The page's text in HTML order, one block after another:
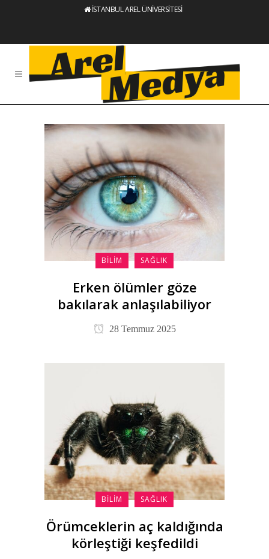
İSTANBUL AREL ÜNİVERSİTESİ
BILIM SAĞLIK
Erken ölümler göze
bakılarak anlaşılabiliyor
28 Temmuz 2025
BILIM SAĞLIK
Örümceklerin aç kaldığında
körleştiği keşfedildi